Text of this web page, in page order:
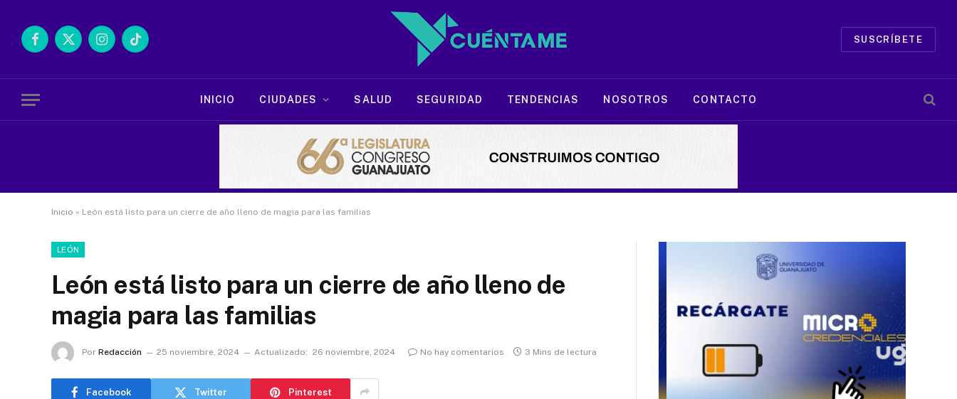
Facebook
X
InstagramTikTok
SUSCRÍBETE
INICIO CIUDADES SALUD SEGURIDAD TENDENCIAS NOSOTROS CONTACTO
Inicio » León está listo para un cierre de año lleno de magia para las familias
LEÓN
León está listo para un cierre de año lleno de
magia para las familias
Por Redacción 25 noviembre, 2024 Actualizado: 26 noviembre, 2024 No hay comentarios 3 Mins de lectura
Facebook Twitter Pinterest